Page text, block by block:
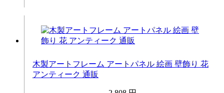
木製アートフレーム アートパネル 絵画 壁飾り 花
アンティーク 通販